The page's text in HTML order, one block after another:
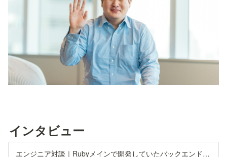
インタビュー
エンジニア対談｜Rubyメインで開発していたバックエンドチームが、Goを導入してみたお話。｜Hubble Inc.